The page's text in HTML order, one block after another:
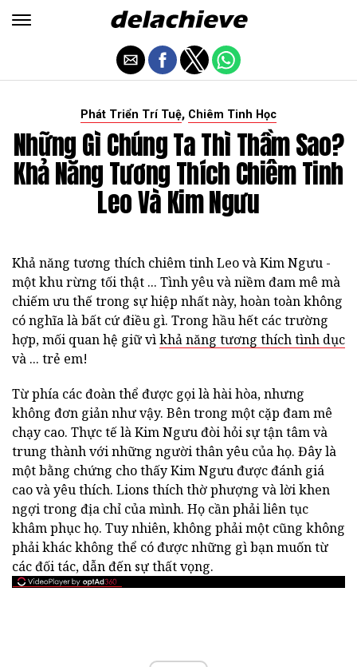
Phát Triển Trí Tuệ, Chiêm Tinh Học
Những Gì Chúng Ta Thì Thầm Sao?
Khả Năng Tương Thích Chiêm Tinh
Leo Và Kim Ngưu
Khả năng tương thích chiêm tinh Leo và Kim Ngưu -
một khu rừng tối thật ... Tình yêu và niềm đam mê mà
chiếm ưu thế trong sự hiệp nhất này, hoàn toàn không
có nghĩa là bất cứ điều gì. Trong hầu hết các trường
hợp, mối quan hệ giữ vìkhả năng tương thích tình dục
và ... trẻ em!
Từ phía các đoàn thể được gọi là hài hòa, nhưng
không đơn giản như vậy. Bên trong một cặp đam mê
chạy cao. Thực tế là Kim Ngưu đòi hỏi sự tận tâm và
trung thành với những người thân yêu của họ. Đây là
một bằng chứng cho thấy Kim Ngưu được đánh giá
cao và yêu thích. Lions thích thờ phượng và lời khen
ngợi trong địa chỉ của mình. Họ cần phải liên tục
khâm phục họ. Tuy nhiên, không phải một cũng không
phải khác không thể có được những gì bạn muốn từ
các đối tác, dẫn đến sự thất vọng.